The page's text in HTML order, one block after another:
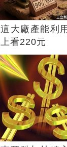
這大廠產能利
上看220元